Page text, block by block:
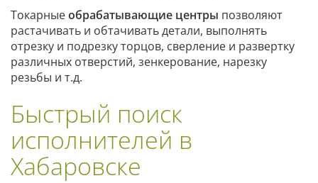
Токарныеобрабатывающие центры позволяют
растачивать и обтачивать детали, выполнять
отрезку и подрезку торцов, сверление и развертку
различных отверстий, зенкерование, нарезку
резьбы и т.д.
Быстрый поиск
исполнителей в
Хабаровске